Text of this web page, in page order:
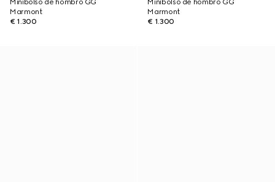
Minibolso de hombro GG
Marmont
€ 1.300
Minibolso de hombro GG
Marmont
€ 1.300